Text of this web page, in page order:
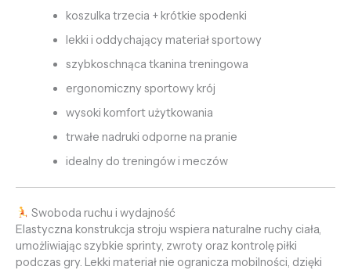
koszulka trzecia + krótkie spodenki
lekki i oddychający materiał sportowy
szybkoschnąca tkanina treningowa
ergonomiczny sportowy krój
wysoki komfort użytkowania
trwałe nadruki odporne na pranie
idealny do treningów i meczów
Swoboda ruchu i wydajność
Elastyczna konstrukcja stroju wspiera naturalne ruchy ciała,
umożliwiając szybkie sprinty, zwroty oraz kontrolę piłki
podczas gry. Lekki materiał nie ogranicza mobilności, dzięki